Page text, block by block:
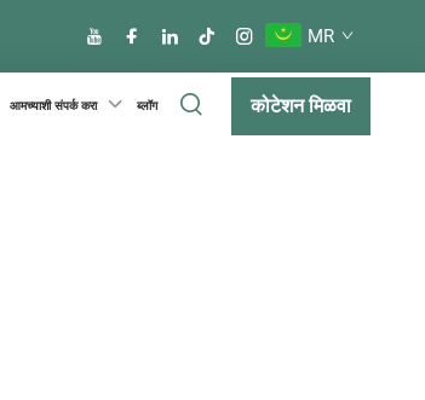
MR
आमच्याशी संपर्क करा ब्लॉग कोटेशन मिळवा